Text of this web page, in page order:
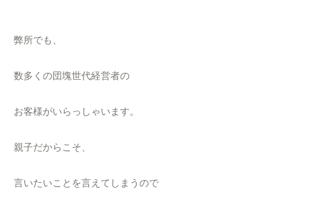
弊所でも、
数多くの団塊世代経営者の
お客様がいらっしゃいます。
親子だからこそ、
言いたいことを言えてしまうので